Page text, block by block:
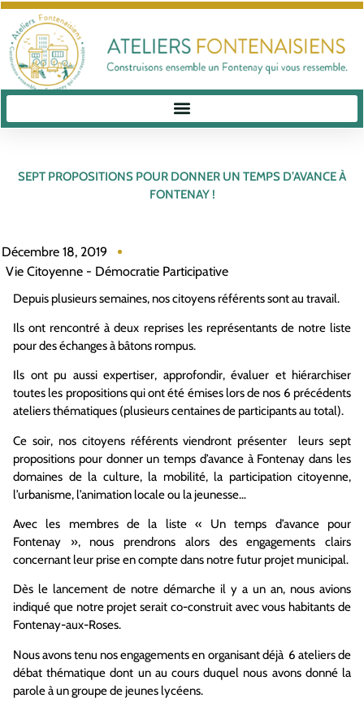
SEPT PROPOSITIONS POUR DONNER UN TEMPS D’AVANCE À
FONTENAY !
Décembre 18, 2019
Vie Citoyenne - Démocratie Participative
Depuis plusieurs semaines, nos citoyens référents sont au travail.
Ils ont rencontré à deux reprises les représentants de notre liste
pour des échanges à bâtons rompus.
Ils ont pu aussi expertiser, approfondir, évaluer et hiérarchiser
toutes les propositions qui ont été émises lors de nos 6 précédents
ateliers thématiques (plusieurs centaines de participants au total).
Ce soir, nos citoyens référents viendront présenter leurs sept
propositions pour donner un temps d’avance à Fontenay dans les
domaines de la culture, la mobilité, la participation citoyenne,
l’urbanisme, l’animation locale ou la jeunesse…
Avec les membres de la liste « Un temps d’avance pour
Fontenay », nous prendrons alors des engagements clairs
concernant leur prise en compte dans notre futur projet municipal.
Dès le lancement de notre démarche il y a un an, nous avions
indiqué que notre projet serait co-construit avec vous habitants de
Fontenay-aux-Roses.
Nous avons tenu nos engagements en organisant déjà 6 ateliers de
débat thématique dont un au cours duquel nous avons donné la
parole à un groupe de jeunes lycéens.